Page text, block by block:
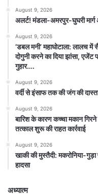
August 9, 2026
अलर्ट! मंडला-अमरपुर-घुघरी
August 9, 2026
​’डबल मनी’ महाघोटाला: लालच
दोगुनी करने का दिया झांसा, एजेंट
गुहार….
August 9, 2026
वर्दी से इंसाफ तक की जंग की
August 9, 2026
बारिश के कारण कच्चा मकान
तत्काल शुरू की राहत कार्रवाई
August 9, 2026
खाकी की मुस्तैदी: मकरोनिया-
हादसा
अध्यात्म